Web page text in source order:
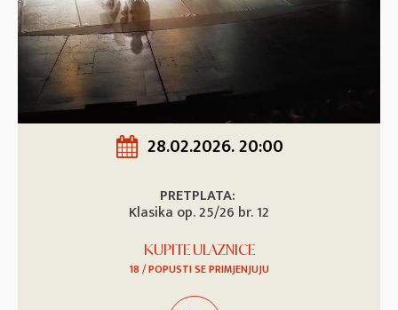
28.02.2026. 20:00
PRETPLATA:
Klasika op. 25/26 br. 12
KUPITE ULAZNICE
18 / POPUSTI SE PRIMJENJUJU